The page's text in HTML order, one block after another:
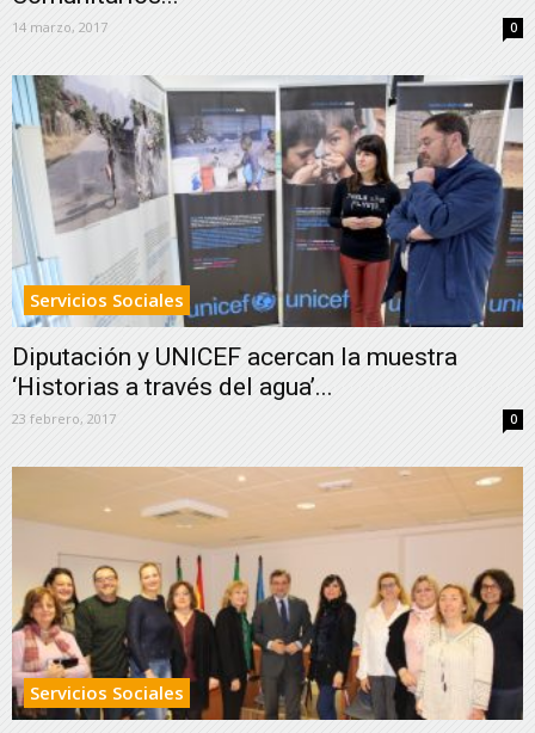
14 marzo, 2017 0
Servicios Sociales
Diputación y UNICEF acercan la muestra
‘Historias a través del agua’...
23 febrero, 2017 0
Servicios Sociales